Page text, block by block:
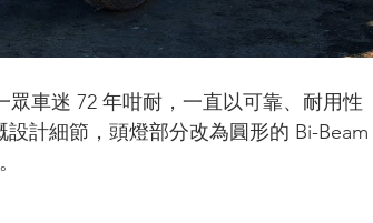
眾車迷 72 年咁耐，一直以可靠、耐用性
計細節，頭燈部分改為圓形的 Bi-Beam